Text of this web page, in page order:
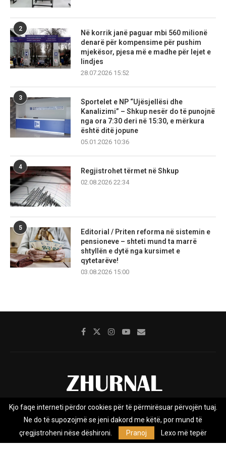
2
Në korrik janë paguar mbi 560 milionë
denarë për kompensime për pushim
mjekësor, pjesa më e madhe për lejet e
lindjes
28.07.2026 15:52
3
Sportelet e NP “Ujësjellësi dhe
Kanalizimi” – Shkup nesër do të punojnë
nga ora 7:30 deri në 15:30, e mërkura
është ditë jopune
05.01.2026 10:36
4
Regjistrohet tërmet në Shkup
02.08.2026 22:34
5
Editorial / Priten reforma në sistemin e
pensioneve – shteti mund ta marrë
shtyllën e dytë nga kursimet e
qytetarëve!
03.08.2026 15:00
Rreth nesh Impresumi Marketing
Privacy Policy
Zhurnal.mk është Agjenci e Lajmeve e pavarur, e themeluar në vitin
Kjo faqe interneti përdor cookies për të përmirësuar përvojën tuaj.
Ne do të supozojmë se jeni dakord me këtë, por mund të
çregjistroheni nëse dëshironi.
Pranoj Lexo më tepër